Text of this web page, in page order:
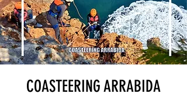
COASTEERING ARRABIDA